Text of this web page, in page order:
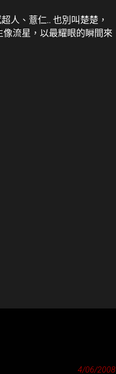
人、薏仁.. 也別叫楚楚，
流星，以最耀眼的瞬間來
4/06/2008